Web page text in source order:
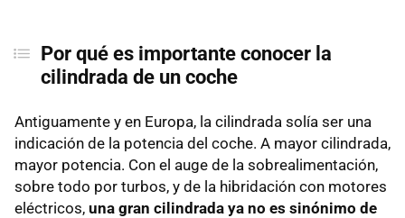
Por qué es importante conocer la
cilindrada de un coche
Antiguamente y en Europa, la cilindrada solía ser una
indicación de la potencia del coche. A mayor cilindrada,
mayor potencia. Con el auge de la sobrealimentación,
sobre todo por turbos, y de la hibridación con motores
eléctricos, una gran cilindrada ya no es sinónimo de